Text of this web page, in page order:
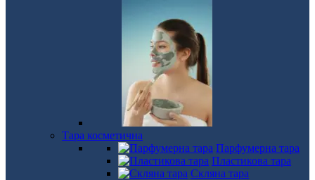
Тара косметична
Парфумерна тара
Пластикова тара
Скляна тара